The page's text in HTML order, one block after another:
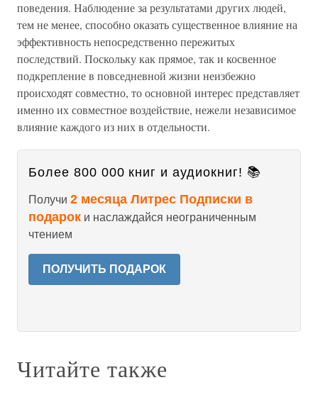
поведения. Наблюдение за результатами других людей,
тем не менее, способно оказать существенное влияние на
эффективность непосредственно пережитых
последствий. Поскольку как прямое, так и косвенное
подкрепление в повседневной жизни неизбежно
происходят совместно, то основной интерес представляет
именно их совместное воздействие, нежели независимое
влияние каждого из них в отдельности.
Более 800 000 книг и аудиокниг! 📚
Получи 2 месяца Литрес Подписки в
подарок и наслаждайся неограниченным
чтением
ПОЛУЧИТЬ ПОДАРОК
Читайте также